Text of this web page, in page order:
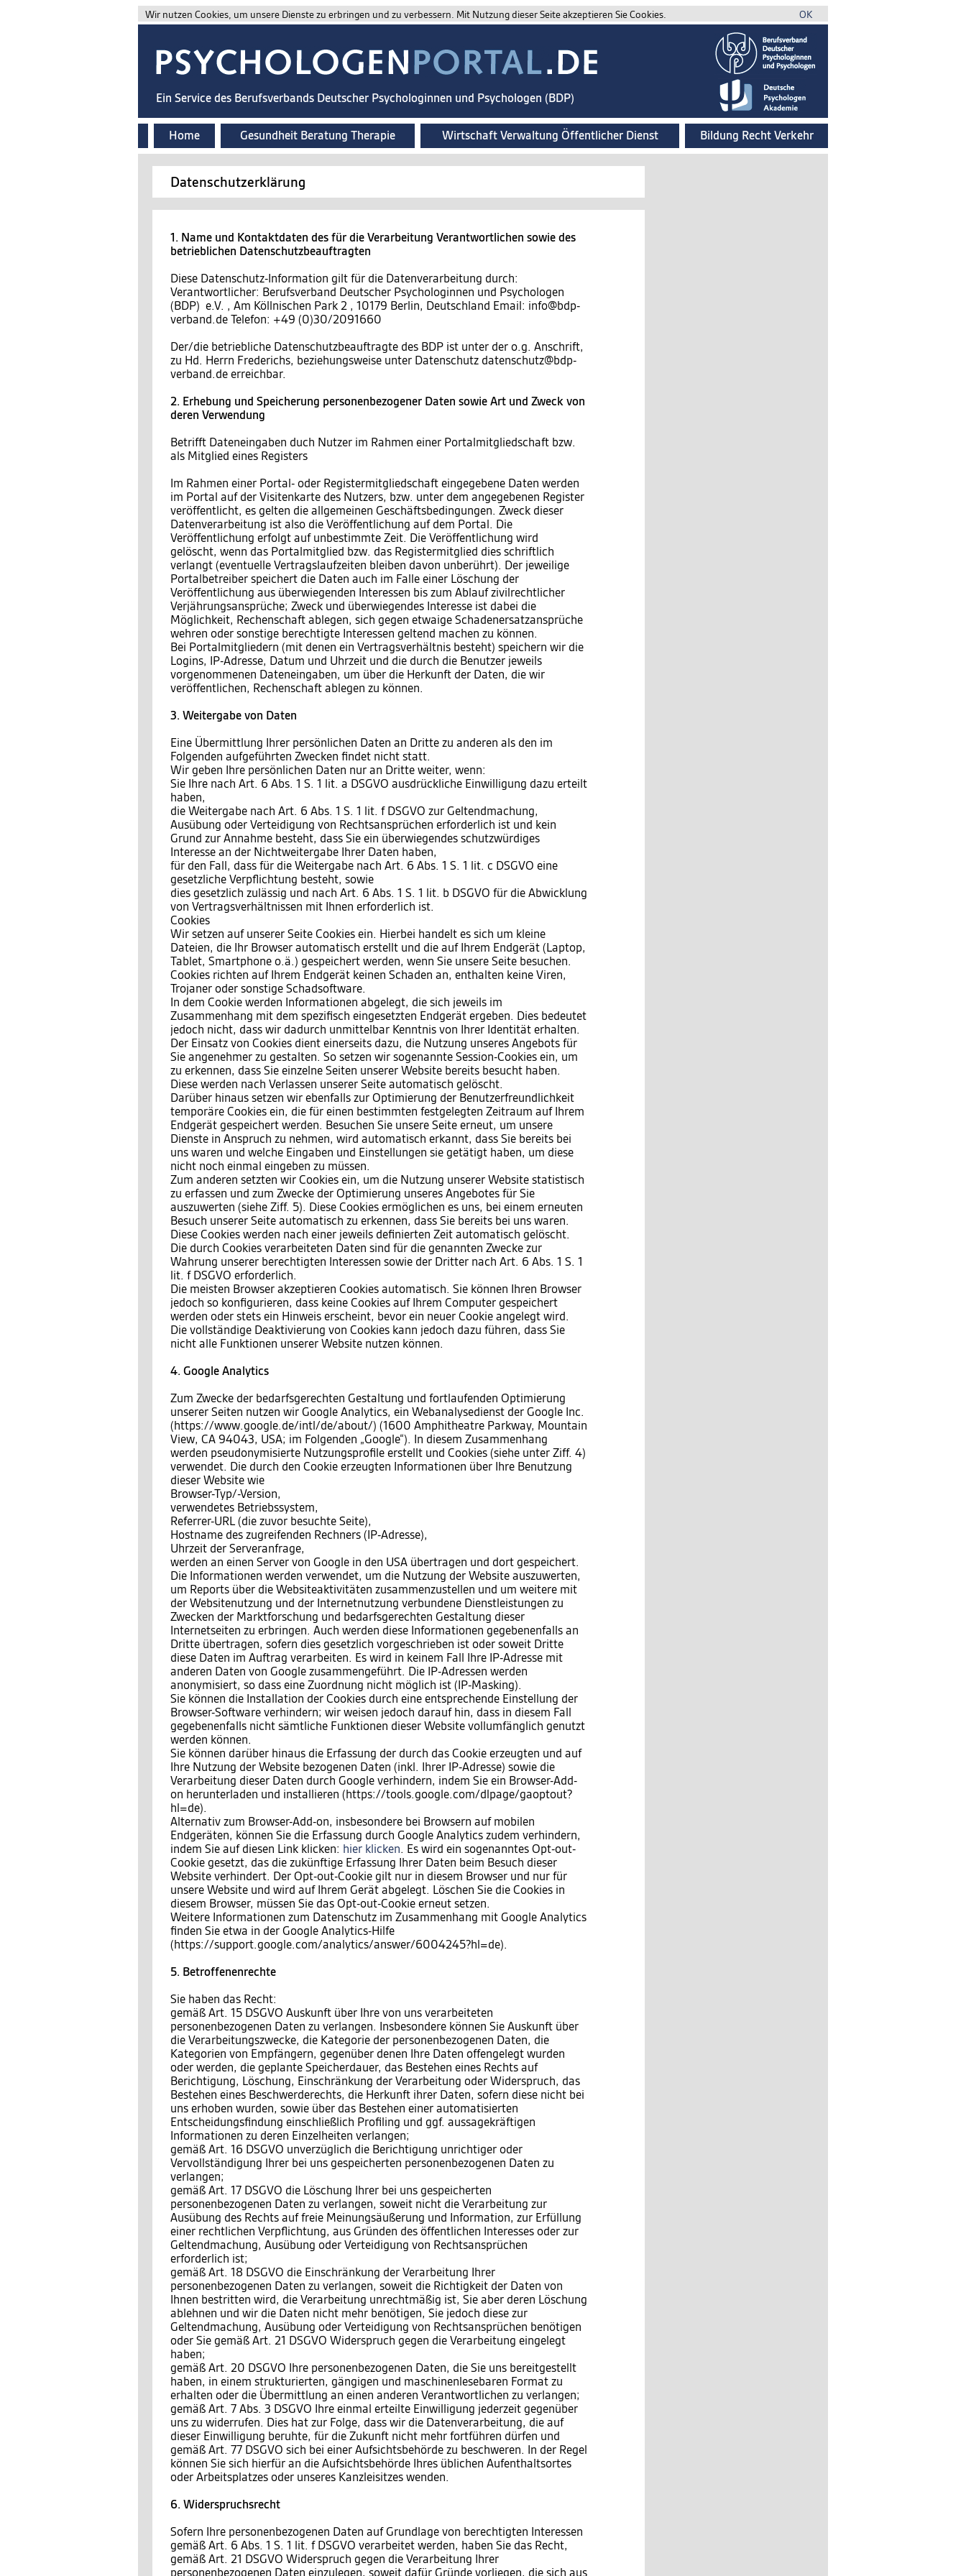
Wir nutzen Cookies, um unsere Dienste zu erbringen und zu verbessern. Mit Nutzung dieser Seite akzeptieren Sie Cookies. OK
Ein Service des Berufsverbands Deutscher Psychologinnen und Psychologen (BDP)
Home Gesundheit Beratung Therapie Wirtschaft Verwaltung Öffentlicher Dienst Bildung Recht Verkehr
Datenschutzerklärung
1. Name und Kontaktdaten des für die Verarbeitung Verantwortlichen sowie des
betrieblichen Datenschutzbeauftragten
Diese Datenschutz-Information gilt für die Datenverarbeitung durch:
Verantwortlicher: Berufsverband Deutscher Psychologinnen und Psychologen
(BDP) e.V. , Am Köllnischen Park 2 , 10179 Berlin, Deutschland Email: info@bdp-
verband.de Telefon: +49 (0)30/2091660
Der/die betriebliche Datenschutzbeauftragte des BDP ist unter der o.g. Anschrift,
zu Hd. Herrn Frederichs, beziehungsweise unter Datenschutz datenschutz@bdp-
verband.de erreichbar.
2. Erhebung und Speicherung personenbezogener Daten sowie Art und Zweck von
deren Verwendung
Betrifft Dateneingaben duch Nutzer im Rahmen einer Portalmitgliedschaft bzw.
als Mitglied eines Registers
Im Rahmen einer Portal- oder Registermitgliedschaft eingegebene Daten werden
im Portal auf der Visitenkarte des Nutzers, bzw. unter dem angegebenen Register
veröffentlicht, es gelten die allgemeinen Geschäftsbedingungen. Zweck dieser
Datenverarbeitung ist also die Veröffentlichung auf dem Portal. Die
Veröffentlichung erfolgt auf unbestimmte Zeit. Die Veröffentlichung wird
gelöscht, wenn das Portalmitglied bzw. das Registermitglied dies schriftlich
verlangt (eventuelle Vertragslaufzeiten bleiben davon unberührt). Der jeweilige
Portalbetreiber speichert die Daten auch im Falle einer Löschung der
Veröffentlichung aus überwiegenden Interessen bis zum Ablauf zivilrechtlicher
Verjährungsansprüche; Zweck und überwiegendes Interesse ist dabei die
Möglichkeit, Rechenschaft ablegen, sich gegen etwaige Schadenersatzansprüche
wehren oder sonstige berechtigte Interessen geltend machen zu können.
Bei Portalmitgliedern (mit denen ein Vertragsverhältnis besteht) speichern wir die
Logins, IP-Adresse, Datum und Uhrzeit und die durch die Benutzer jeweils
vorgenommenen Dateneingaben, um über die Herkunft der Daten, die wir
veröffentlichen, Rechenschaft ablegen zu können.
3. Weitergabe von Daten
Eine Übermittlung Ihrer persönlichen Daten an Dritte zu anderen als den im
Folgenden aufgeführten Zwecken findet nicht statt.
Wir geben Ihre persönlichen Daten nur an Dritte weiter, wenn:
Sie Ihre nach Art. 6 Abs. 1 S. 1 lit. a DSGVO ausdrückliche Einwilligung dazu erteilt
haben,
die Weitergabe nach Art. 6 Abs. 1 S. 1 lit. f DSGVO zur Geltendmachung,
Ausübung oder Verteidigung von Rechtsansprüchen erforderlich ist und kein
Grund zur Annahme besteht, dass Sie ein überwiegendes schutzwürdiges
Interesse an der Nichtweitergabe Ihrer Daten haben,
für den Fall, dass für die Weitergabe nach Art. 6 Abs. 1 S. 1 lit. c DSGVO eine
gesetzliche Verpflichtung besteht, sowie
dies gesetzlich zulässig und nach Art. 6 Abs. 1 S. 1 lit. b DSGVO für die Abwicklung
von Vertragsverhältnissen mit Ihnen erforderlich ist.
Cookies
Wir setzen auf unserer Seite Cookies ein. Hierbei handelt es sich um kleine
Dateien, die Ihr Browser automatisch erstellt und die auf Ihrem Endgerät (Laptop,
Tablet, Smartphone o.ä.) gespeichert werden, wenn Sie unsere Seite besuchen.
Cookies richten auf Ihrem Endgerät keinen Schaden an, enthalten keine Viren,
Trojaner oder sonstige Schadsoftware.
In dem Cookie werden Informationen abgelegt, die sich jeweils im
Zusammenhang mit dem spezifisch eingesetzten Endgerät ergeben. Dies bedeutet
jedoch nicht, dass wir dadurch unmittelbar Kenntnis von Ihrer Identität erhalten.
Der Einsatz von Cookies dient einerseits dazu, die Nutzung unseres Angebots für
Sie angenehmer zu gestalten. So setzen wir sogenannte Session-Cookies ein, um
zu erkennen, dass Sie einzelne Seiten unserer Website bereits besucht haben.
Diese werden nach Verlassen unserer Seite automatisch gelöscht.
Darüber hinaus setzen wir ebenfalls zur Optimierung der Benutzerfreundlichkeit
temporäre Cookies ein, die für einen bestimmten festgelegten Zeitraum auf Ihrem
Endgerät gespeichert werden. Besuchen Sie unsere Seite erneut, um unsere
Dienste in Anspruch zu nehmen, wird automatisch erkannt, dass Sie bereits bei
uns waren und welche Eingaben und Einstellungen sie getätigt haben, um diese
nicht noch einmal eingeben zu müssen.
Zum anderen setzten wir Cookies ein, um die Nutzung unserer Website statistisch
zu erfassen und zum Zwecke der Optimierung unseres Angebotes für Sie
auszuwerten (siehe Ziff. 5). Diese Cookies ermöglichen es uns, bei einem erneuten
Besuch unserer Seite automatisch zu erkennen, dass Sie bereits bei uns waren.
Diese Cookies werden nach einer jeweils definierten Zeit automatisch gelöscht.
Die durch Cookies verarbeiteten Daten sind für die genannten Zwecke zur
Wahrung unserer berechtigten Interessen sowie der Dritter nach Art. 6 Abs. 1 S. 1
lit. f DSGVO erforderlich.
Die meisten Browser akzeptieren Cookies automatisch. Sie können Ihren Browser
jedoch so konfigurieren, dass keine Cookies auf Ihrem Computer gespeichert
werden oder stets ein Hinweis erscheint, bevor ein neuer Cookie angelegt wird.
Die vollständige Deaktivierung von Cookies kann jedoch dazu führen, dass Sie
nicht alle Funktionen unserer Website nutzen können.
4. Google Analytics
Zum Zwecke der bedarfsgerechten Gestaltung und fortlaufenden Optimierung
unserer Seiten nutzen wir Google Analytics, ein Webanalysedienst der Google Inc.
(https://www.google.de/intl/de/about/) (1600 Amphitheatre Parkway, Mountain
View, CA 94043, USA; im Folgenden „Google“). In diesem Zusammenhang
werden pseudonymisierte Nutzungsprofile erstellt und Cookies (siehe unter Ziff. 4)
verwendet. Die durch den Cookie erzeugten Informationen über Ihre Benutzung
dieser Website wie
Browser-Typ/-Version,
verwendetes Betriebssystem,
Referrer-URL (die zuvor besuchte Seite),
Hostname des zugreifenden Rechners (IP-Adresse),
Uhrzeit der Serveranfrage,
werden an einen Server von Google in den USA übertragen und dort gespeichert.
Die Informationen werden verwendet, um die Nutzung der Website auszuwerten,
um Reports über die Websiteaktivitäten zusammenzustellen und um weitere mit
der Websitenutzung und der Internetnutzung verbundene Dienstleistungen zu
Zwecken der Marktforschung und bedarfsgerechten Gestaltung dieser
Internetseiten zu erbringen. Auch werden diese Informationen gegebenenfalls an
Dritte übertragen, sofern dies gesetzlich vorgeschrieben ist oder soweit Dritte
diese Daten im Auftrag verarbeiten. Es wird in keinem Fall Ihre IP-Adresse mit
anderen Daten von Google zusammengeführt. Die IP-Adressen werden
anonymisiert, so dass eine Zuordnung nicht möglich ist (IP-Masking).
Sie können die Installation der Cookies durch eine entsprechende Einstellung der
Browser-Software verhindern; wir weisen jedoch darauf hin, dass in diesem Fall
gegebenenfalls nicht sämtliche Funktionen dieser Website vollumfänglich genutzt
werden können.
Sie können darüber hinaus die Erfassung der durch das Cookie erzeugten und auf
Ihre Nutzung der Website bezogenen Daten (inkl. Ihrer IP-Adresse) sowie die
Verarbeitung dieser Daten durch Google verhindern, indem Sie ein Browser-Add-
on herunterladen und installieren (https://tools.google.com/dlpage/gaoptout?
hl=de).
Alternativ zum Browser-Add-on, insbesondere bei Browsern auf mobilen
Endgeräten, können Sie die Erfassung durch Google Analytics zudem verhindern,
indem Sie auf diesen Link klicken: hier klicken. Es wird ein sogenanntes Opt-out-
Cookie gesetzt, das die zukünftige Erfassung Ihrer Daten beim Besuch dieser
Website verhindert. Der Opt-out-Cookie gilt nur in diesem Browser und nur für
unsere Website und wird auf Ihrem Gerät abgelegt. Löschen Sie die Cookies in
diesem Browser, müssen Sie das Opt-out-Cookie erneut setzen.
Weitere Informationen zum Datenschutz im Zusammenhang mit Google Analytics
finden Sie etwa in der Google Analytics-Hilfe
(https://support.google.com/analytics/answer/6004245?hl=de).
5. Betroffenenrechte
Sie haben das Recht:
gemäß Art. 15 DSGVO Auskunft über Ihre von uns verarbeiteten
personenbezogenen Daten zu verlangen. Insbesondere können Sie Auskunft über
die Verarbeitungszwecke, die Kategorie der personenbezogenen Daten, die
Kategorien von Empfängern, gegenüber denen Ihre Daten offengelegt wurden
oder werden, die geplante Speicherdauer, das Bestehen eines Rechts auf
Berichtigung, Löschung, Einschränkung der Verarbeitung oder Widerspruch, das
Bestehen eines Beschwerderechts, die Herkunft ihrer Daten, sofern diese nicht bei
uns erhoben wurden, sowie über das Bestehen einer automatisierten
Entscheidungsfindung einschließlich Profiling und ggf. aussagekräftigen
Informationen zu deren Einzelheiten verlangen;
gemäß Art. 16 DSGVO unverzüglich die Berichtigung unrichtiger oder
Vervollständigung Ihrer bei uns gespeicherten personenbezogenen Daten zu
verlangen;
gemäß Art. 17 DSGVO die Löschung Ihrer bei uns gespeicherten
personenbezogenen Daten zu verlangen, soweit nicht die Verarbeitung zur
Ausübung des Rechts auf freie Meinungsäußerung und Information, zur Erfüllung
einer rechtlichen Verpflichtung, aus Gründen des öffentlichen Interesses oder zur
Geltendmachung, Ausübung oder Verteidigung von Rechtsansprüchen
erforderlich ist;
gemäß Art. 18 DSGVO die Einschränkung der Verarbeitung Ihrer
personenbezogenen Daten zu verlangen, soweit die Richtigkeit der Daten von
Ihnen bestritten wird, die Verarbeitung unrechtmäßig ist, Sie aber deren Löschung
ablehnen und wir die Daten nicht mehr benötigen, Sie jedoch diese zur
Geltendmachung, Ausübung oder Verteidigung von Rechtsansprüchen benötigen
oder Sie gemäß Art. 21 DSGVO Widerspruch gegen die Verarbeitung eingelegt
haben;
gemäß Art. 20 DSGVO Ihre personenbezogenen Daten, die Sie uns bereitgestellt
haben, in einem strukturierten, gängigen und maschinenlesebaren Format zu
erhalten oder die Übermittlung an einen anderen Verantwortlichen zu verlangen;
gemäß Art. 7 Abs. 3 DSGVO Ihre einmal erteilte Einwilligung jederzeit gegenüber
uns zu widerrufen. Dies hat zur Folge, dass wir die Datenverarbeitung, die auf
dieser Einwilligung beruhte, für die Zukunft nicht mehr fortführen dürfen und
gemäß Art. 77 DSGVO sich bei einer Aufsichtsbehörde zu beschweren. In der Regel
können Sie sich hierfür an die Aufsichtsbehörde Ihres üblichen Aufenthaltsortes
oder Arbeitsplatzes oder unseres Kanzleisitzes wenden.
6. Widerspruchsrecht
Sofern Ihre personenbezogenen Daten auf Grundlage von berechtigten Interessen
gemäß Art. 6 Abs. 1 S. 1 lit. f DSGVO verarbeitet werden, haben Sie das Recht,
gemäß Art. 21 DSGVO Widerspruch gegen die Verarbeitung Ihrer
personenbezogenen Daten einzulegen, soweit dafür Gründe vorliegen, die sich aus